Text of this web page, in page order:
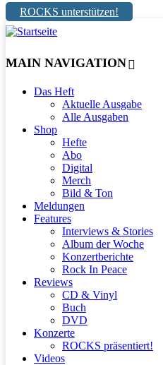
ROCKS unterstützen!
MAIN NAVIGATION
Das Heft
Aktuelle Ausgabe
Alle Ausgaben
Shop
Hefte
Abo
Digital
Merch
Bild & Ton
Meldungen
Features
Interviews & Stories
Album der Woche
Konzertberichte
Rock In Peace
Reviews
CD & Vinyl
Buch
DVD
Konzerte
ROCKS präsentiert!
Videos